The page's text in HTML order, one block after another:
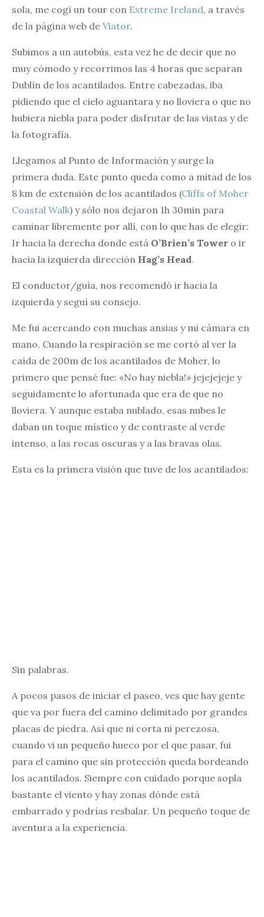
sola, me cogí un tour con Extreme Ireland, a través
de la página web de Viator.
Subimos a un autobús, esta vez he de decir que no
muy cómodo y recorrimos las 4 horas que separan
Dublín de los acantilados. Entre cabezadas, iba
pidiendo que el cielo aguantara y no lloviera o que no
hubiera niebla para poder disfrutar de las vistas y de
la fotografía.
Llegamos al Punto de Información y surge la
primera duda. Este punto queda como a mitad de los
8 km de extensión de los acantilados (Cliffs of Moher
Coastal Walk) y sólo nos dejaron 1h 30min para
caminar libremente por allí, con lo que has de elegir:
Ir hacia la derecha donde está O’Brien’s Tower o ir
hacia la izquierda dirección Hag’s Head.
El conductor/guía, nos recomendó ir hacia la
izquierda y seguí su consejo.
Me fui acercando con muchas ansias y mi cámara en
mano. Cuando la respiración se me cortó al ver la
caída de 200m de los acantilados de Moher, lo
primero que pensé fue: «No hay niebla!» jejejejeje y
seguidamente lo afortunada que era de que no
lloviera. Y aunque estaba nublado, esas nubes le
daban un toque místico y de contraste al verde
intenso, a las rocas oscuras y a las bravas olas.
Esta es la primera visión que tuve de los acantilados:
Sin palabras.
A pocos pasos de iniciar el paseo, ves que hay gente
que va por fuera del camino delimitado por grandes
placas de piedra. Así que ni corta ni perezosa,
cuando vi un pequeño hueco por el que pasar, fui
para el camino que sin protección queda bordeando
los acantilados. Siempre con cuidado porque sopla
bastante el viento y hay zonas dónde está
embarrado y podrías resbalar. Un pequeño toque de
aventura a la experiencia.